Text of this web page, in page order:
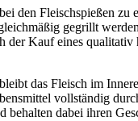
den Fleischspießen zu
gegrillt
der Kauf eines qualitativ
das Fleisch im
vollständig
behalten dabei ihren